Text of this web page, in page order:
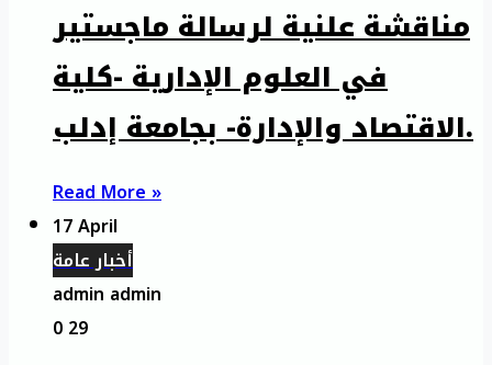
مناقشة علنية لرسالة ماجستير
في العلوم الإدارية -كلية
الاقتصاد والإدارة- بجامعة إدلب.
Read More »
17 April
أخبار عامة
admin admin
029